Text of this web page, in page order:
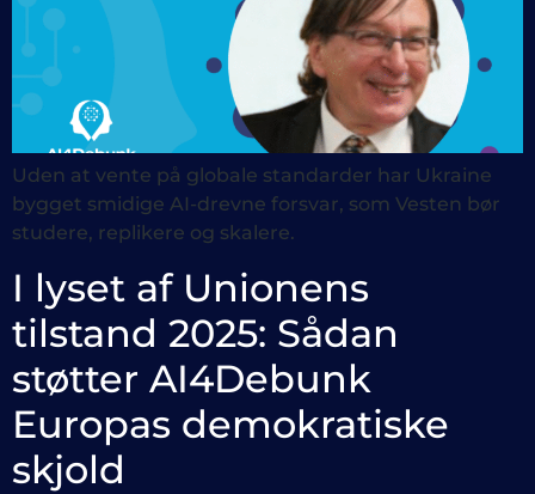
Uden at vente på globale standarder har Ukraine
bygget smidige AI-drevne forsvar, som Vesten bør
studere, replikere og skalere.
I lyset af Unionens
tilstand 2025: Sådan
støtter AI4Debunk
Europas demokratiske
skjold